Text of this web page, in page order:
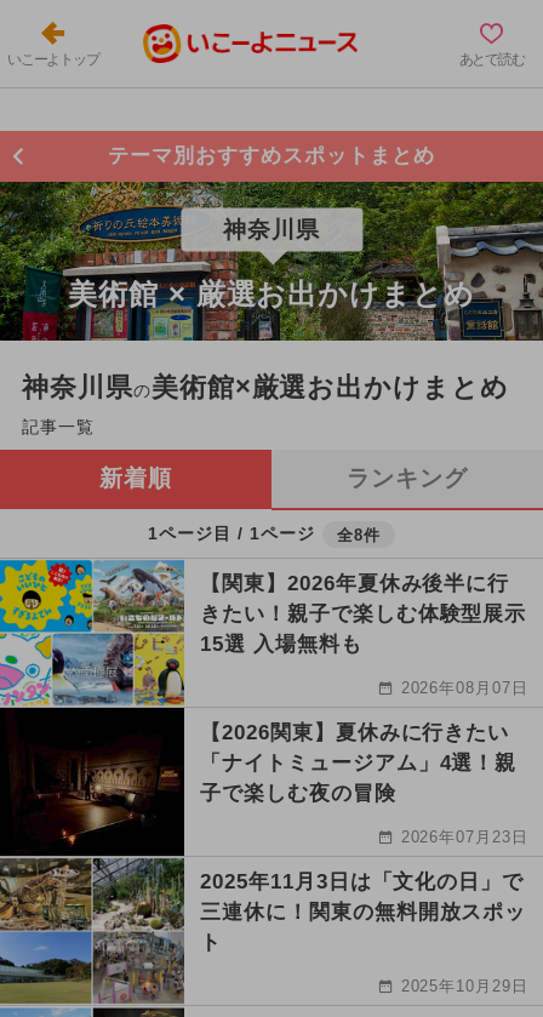
いこーよトップ あとで読む
テーマ別おすすめスポットまとめ
神奈川県
美術館 × 厳選お出かけまとめ
神奈川県の美術館×厳選お出かけまとめ
記事一覧
新着順 ランキング
1ページ目 / 1ページ 全8件
【関東】2026年夏休み後半に行
きたい！親子で楽しむ体験型展示
15選 入場無料も
2026年08月07日
【2026関東】夏休みに行きたい
「ナイトミュージアム」4選！親
子で楽しむ夜の冒険
2026年07月23日
2025年11月3日は「文化の日」で
三連休に！関東の無料開放スポッ
ト
2025年10月29日